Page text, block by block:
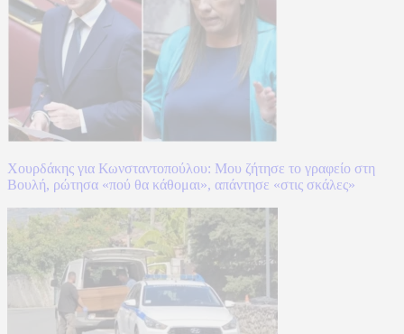
Χουρδάκης για Κωνσταντοπούλου: Μου ζήτησε το γραφείο στη
Βουλή, ρώτησα «πού θα κάθομαι», απάντησε «στις σκάλες»